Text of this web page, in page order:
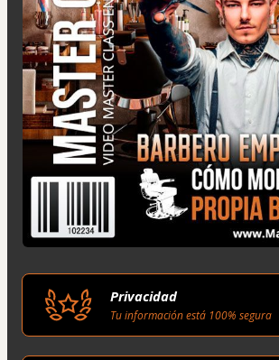
Privacidad
Tu información está 100% segura